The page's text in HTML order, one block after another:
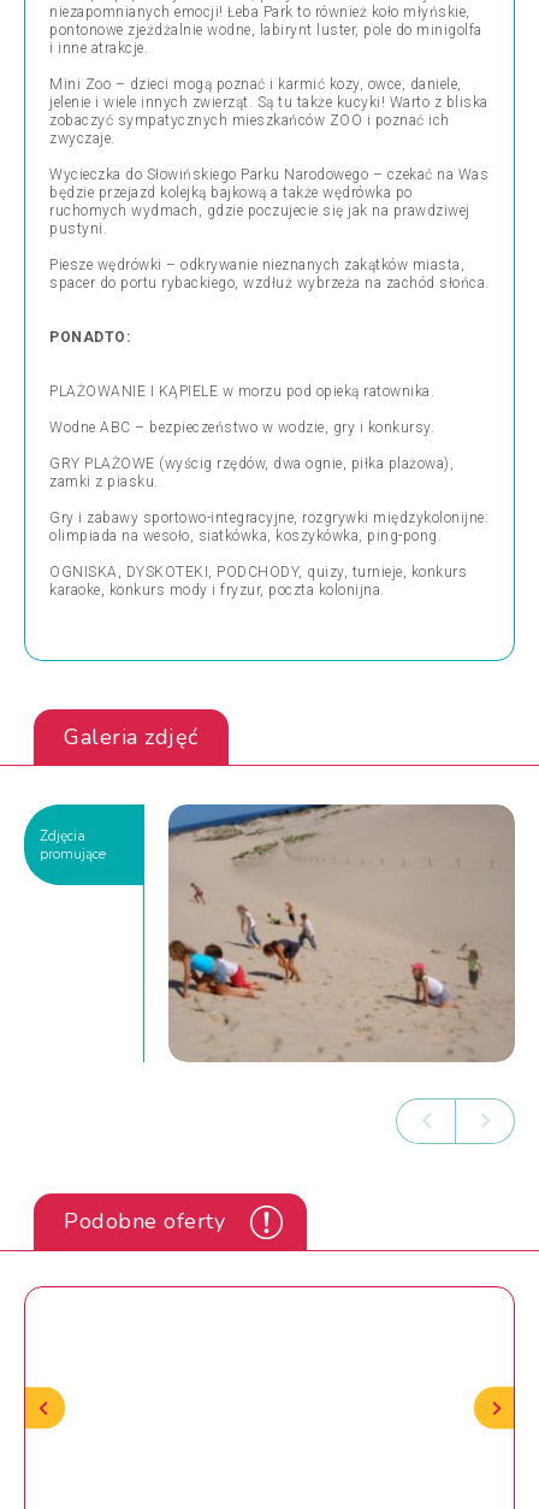
niezapomnianych emocji! Łeba Park to również koło młyńskie,
pontonowe zjeżdżalnie wodne, labirynt luster, pole do minigolfa
i inne atrakcje.
Mini Zoo – dzieci mogą poznać i karmić kozy, owce, daniele,
jelenie i wiele innych zwierząt. Są tu także kucyki! Warto z bliska
zobaczyć sympatycznych mieszkańców ZOO i poznać ich
zwyczaje.
Wycieczka do Słowińskiego Parku Narodowego – czekać na Was
będzie przejazd kolejką bajkową a także wędrówka po
ruchomych wydmach, gdzie poczujecie się jak na prawdziwej
pustyni.
Piesze wędrówki – odkrywanie nieznanych zakątków miasta,
spacer do portu rybackiego, wzdłuż wybrzeża na zachód słońca.
PONADTO:
PLAŻOWANIE I KĄPIELE w morzu pod opieką ratownika.
Wodne ABC – bezpieczeństwo w wodzie, gry i konkursy.
GRY PLAŻOWE (wyścig rzędów, dwa ognie, piłka plażowa),
zamki z piasku.
Gry i zabawy sportowo-integracyjne, rozgrywki międzykolonijne:
olimpiada na wesoło, siatkówka, koszykówka, ping-pong.
OGNISKA, DYSKOTEKI, PODCHODY, quizy, turnieje, konkurs
karaoke, konkurs mody i fryzur, poczta kolonijna.
Galeria zdjęć
Zdjęcia
promujące
Podobne oferty